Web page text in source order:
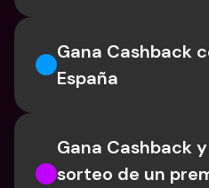
Gana Cashback
España
Gana Cashback
sorteo de un